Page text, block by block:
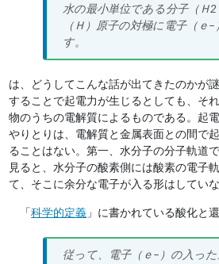
水の最小単位である分子（Ｈ
（Ｈ）原子の対極に電子（ｅ
す。
は、どうしてこんな話が出てきたのかが
することで起電力が生じるとしても、そ
物のうちの電解質によるものである。起
やりとりは、電解質と金属表面との間で
ることはない。第一、水分子の分子軌道
見ると、水分子の酸素側には酸素の電子
て、そこに余分な電子が入る形はしていな
「科学的定義 」に書かれている酸化と
従って、電子（ｅ−）の入っ